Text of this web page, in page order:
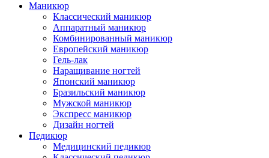
Маникюр
Классический маникюр
Аппаратный маникюр
Комбинированный маникюр
Европейский маникюр
Гель-лак
Наращивание ногтей
Японский маникюр
Бразильский маникюр
Мужской маникюр
Экспресс маникюр
Дизайн ногтей
Педикюр
Медицинский педикюр